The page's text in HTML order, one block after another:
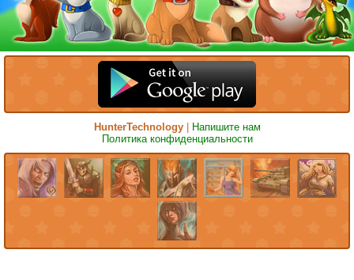
HunterTechnology|
Напишите нам
Политика конфиденциальности